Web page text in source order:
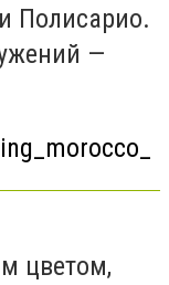
Полисарио.
—
цветом,